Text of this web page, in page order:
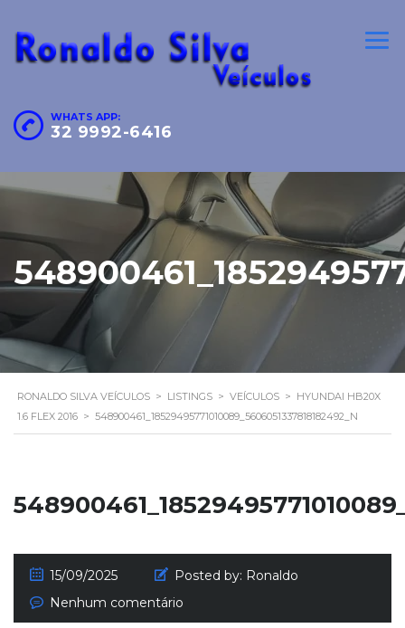
WHATS APP:
32 9992-6416
RONALDO SILVA VEÍCULOS > LISTINGS > VEÍCULOS > HYUNDAI HB20X
1.6 FLEX 2016 > 548900461_18529495771010089_5606051337818182492_N
15/09/2025 Posted by: Ronaldo
Nenhum comentário